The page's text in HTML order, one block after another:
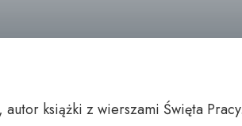
książki z wierszami Święta